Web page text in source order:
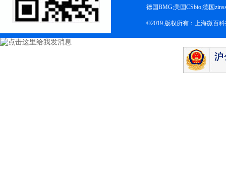
德国BMG;美国CSbio;德国
©2019 版权所有：上海微百